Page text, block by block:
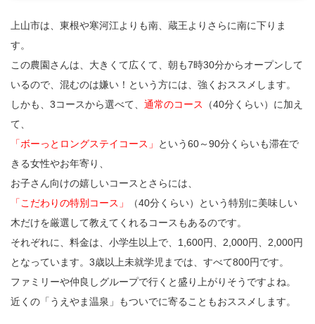
上山市は、東根や寒河江よりも南、蔵王よりさらに南に下りま
す。
この農園さんは、大きくて広くて、朝も7時30分からオープンして
いるので、混むのは嫌い！という方には、強くおススメします。
しかも、3コースから選べて、 通常のコース
（40分くらい）に加え
て、
「ボーっとロングステイコース」
という60～90分くらいも滞在で
きる女性やお年寄り、
お子さん向けの嬉しいコースとさらには、
「こだわりの特別コース」
（40分くらい）という特別に美味しい
木だけを厳選して教えてくれるコースもあるのです。
それぞれに、料金は、小学生以上で、1,600円、2,000円、2,000円
となっています。3歳以上未就学児までは、すべて800円です。
ファミリーや仲良しグループで行くと盛り上がりそうですよね。
近くの「うえやま温泉」もついでに寄ることもおススメします。